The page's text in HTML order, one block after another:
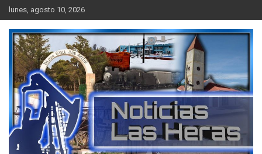
Skip
to
content
lunes, agosto 10, 2026